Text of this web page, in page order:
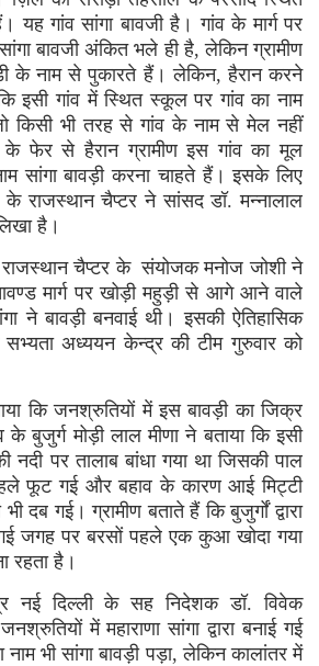
यह गांव सांगा बावजी है। गांव के मार्ग पर
बावजी अंकित भले ही है, लेकिन ग्रामीण
के नाम से पुकारते हैं। लेकिन, हैरान करने
इसी गांव में स्थित स्कूल पर गांव का नाम
किसी भी तरह से गांव के नाम से मेल नहीं
के फेर से हैरान ग्रामीण इस गांव का मूल
सांगा बावड़ी करना चाहते हैं। इसके लिए
राजस्थान चैप्टर ने सांसद डॉ. मन्नालाल
है।
चैप्टर के संयोजक मनोज जोशी ने
मार्ग पर खोड़ी महुड़ी से आगे आने वाले
ने बावड़ी बनवाई थी। इसकी ऐतिहासिक
अध्ययन केन्द्र की टीम गुरुवार को
कि जनश्रुतियों में इस बावड़ी का जिक्र
के बुजुर्ग मोड़ी लाल मीणा ने बताया कि इसी
नदी पर तालाब बांधा गया था जिसकी पाल
फूट गई और बहाव के कारण आई मिट्टी
दब गई। ग्रामीण बताते हैं कि बुजुर्गों द्वारा
गई जगह पर बरसों पहले एक कुआ खोदा गया
रहता है।
नई दिल्ली के सह निदेशक डॉ. विवेक
में महाराणा सांगा द्वारा बनाई गई
भी सांगा बावड़ी पड़ा, लेकिन कालांतर में